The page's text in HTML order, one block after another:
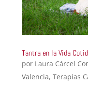
Tantra en la Vida
por Laura Cárcel
Valencia, Terapias